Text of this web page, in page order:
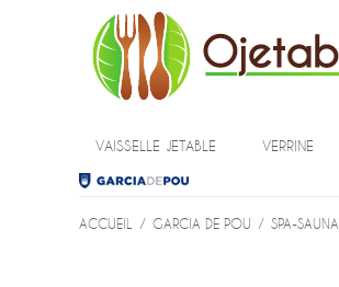
VAISSELLE JETABLE VERRINE
ACCUEIL / GARCIA DE POU / SPA-SAUNA